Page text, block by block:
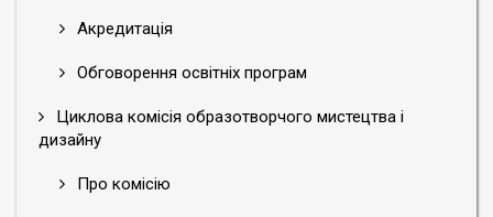
Акредитація
Обговорення освітніх програм
Циклова комісія образотворчого мистецтва і
дизайну
Про комісію